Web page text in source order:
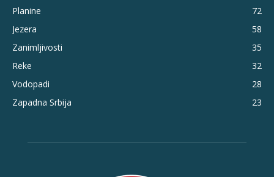
Planine
72
Jezera
58
Zanimljivosti
35
Reke
32
Vodopadi
28
Zapadna Srbija
23